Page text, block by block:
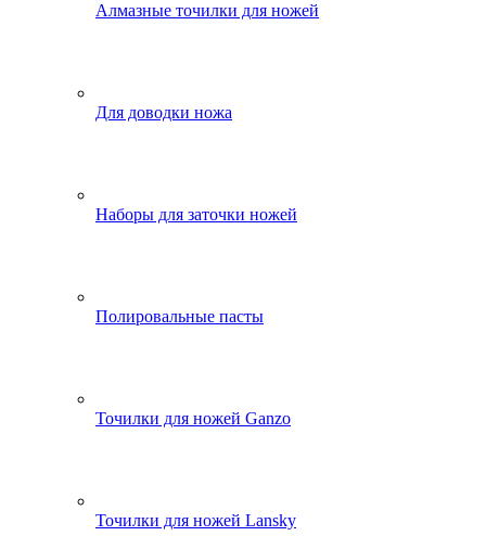
Алмазные точилки для ножей
Для доводки ножа
Наборы для заточки ножей
Полировальные пасты
Точилки для ножей Ganzo
Точилки для ножей Lansky